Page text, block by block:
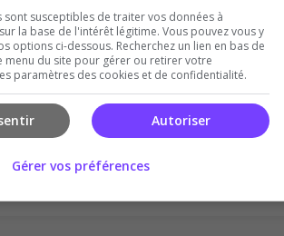
connecté pour ajouter un avis
sur ce serveur !
sont susceptibles de traiter vos données à
la base de l'intérêt légitime. Vous pouvez vous y
options ci-dessous. Recherchez un lien en bas de
menu du site pour gérer ou retirer votre
paramètres des cookies et de confidentialité.
Autoriser
Gérer vos préférences